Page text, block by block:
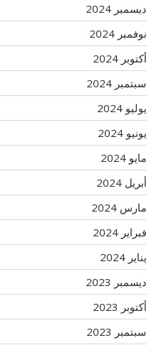
ديسمبر 2024
نوفمبر 2024
أكتوبر 2024
سبتمبر 2024
يوليو 2024
يونيو 2024
مايو 2024
أبريل 2024
مارس 2024
فبراير 2024
يناير 2024
ديسمبر 2023
أكتوبر 2023
سبتمبر 2023